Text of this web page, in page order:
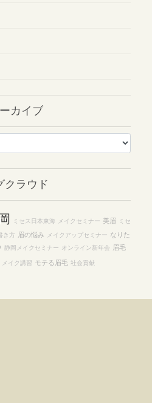
カイブ
クラウド
ミセス日本東海 メイクセミナー 美眉 ミセ
き方 眉の悩み メイクアップセミナー なりた
静岡メイクセミナー オンライン新年会 眉毛
メイク講習 モテる眉毛 社会貢献